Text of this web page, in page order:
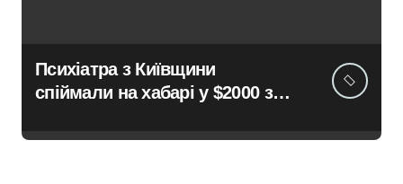
Психіатра з Київщини
спіймали на хабарі у $2000 за